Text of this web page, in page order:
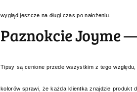
wygląd jeszcze na długi czas po nałożeniu.
Paznokcie Joyme
Tipsy są cenione przede wszystkim z tego
kolorów sprawi, że każda klientka znajdzie produkt